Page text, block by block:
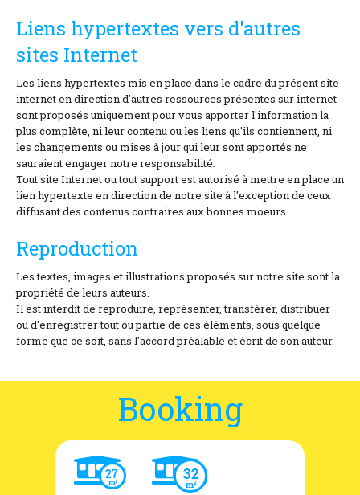
Liens hypertextes vers d'autres
sites Internet
Les liens hypertextes mis en place dans le cadre du présent site
internet en direction d'autres ressources présentes sur internet
sont proposés uniquement pour vous apporter l'information la
plus complète, ni leur contenu ou les liens qu'ils contiennent, ni
les changements ou mises à jour qui leur sont apportés ne
sauraient engager notre responsabilité.
Tout site Internet ou tout support est autorisé à mettre en place un
lien hypertexte en direction de notre site à l'exception de ceux
diffusant des contenus contraires aux bonnes moeurs.
Reproduction
Les textes, images et illustrations proposés sur notre site sont la
propriété de leurs auteurs.
Il est interdit de reproduire, représenter, transférer, distribuer
ou d'enregistrer tout ou partie de ces éléments, sous quelque
forme que ce soit, sans l'accord préalable et écrit de son auteur.
Booking